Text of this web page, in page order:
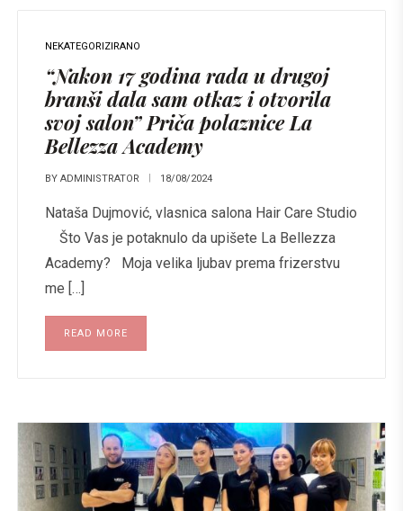
NEKATEGORIZIRANO
“Nakon 17 godina rada u drugoj
branši dala sam otkaz i otvorila
svoj salon” Priča polaznice La
Bellezza Academy
BY ADMINISTRATOR 18/08/2024
Nataša Dujmović, vlasnica salona Hair Care Studio
Što Vas je potaknulo da upišete La Bellezza
Academy? Moja velika ljubav prema frizerstvu
me […]
READ MORE